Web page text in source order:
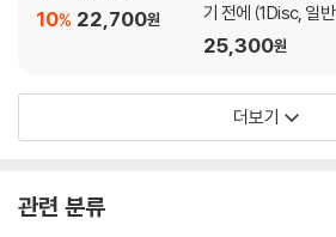
22,700원
10%
기 전에 (1Disc, 일반
판) : 블루레이
25,300원
더보기
관련 분류